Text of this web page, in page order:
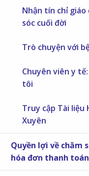
Nhận tín chỉ giáo
sóc cuối đời
Trò chuyện với
Chuyên viên y
tôi
Truy cập Tài liệu
Xuyên
Quyền lợi về chăm
hóa đơn thanh